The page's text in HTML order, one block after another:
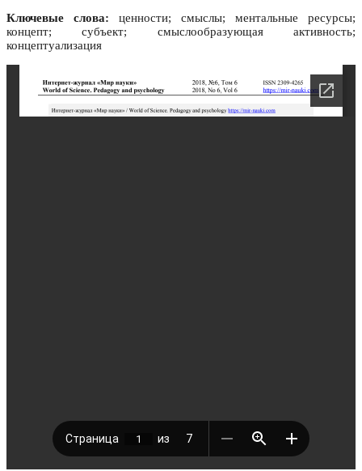
Ключевые слова: ценности; смыслы; ментальные ресурсы;
концепт; субъект; смыслообразующая активность;
концептуализация